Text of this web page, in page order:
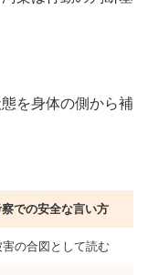
を身体の側から補
での安全な言い方
害の合図として読む